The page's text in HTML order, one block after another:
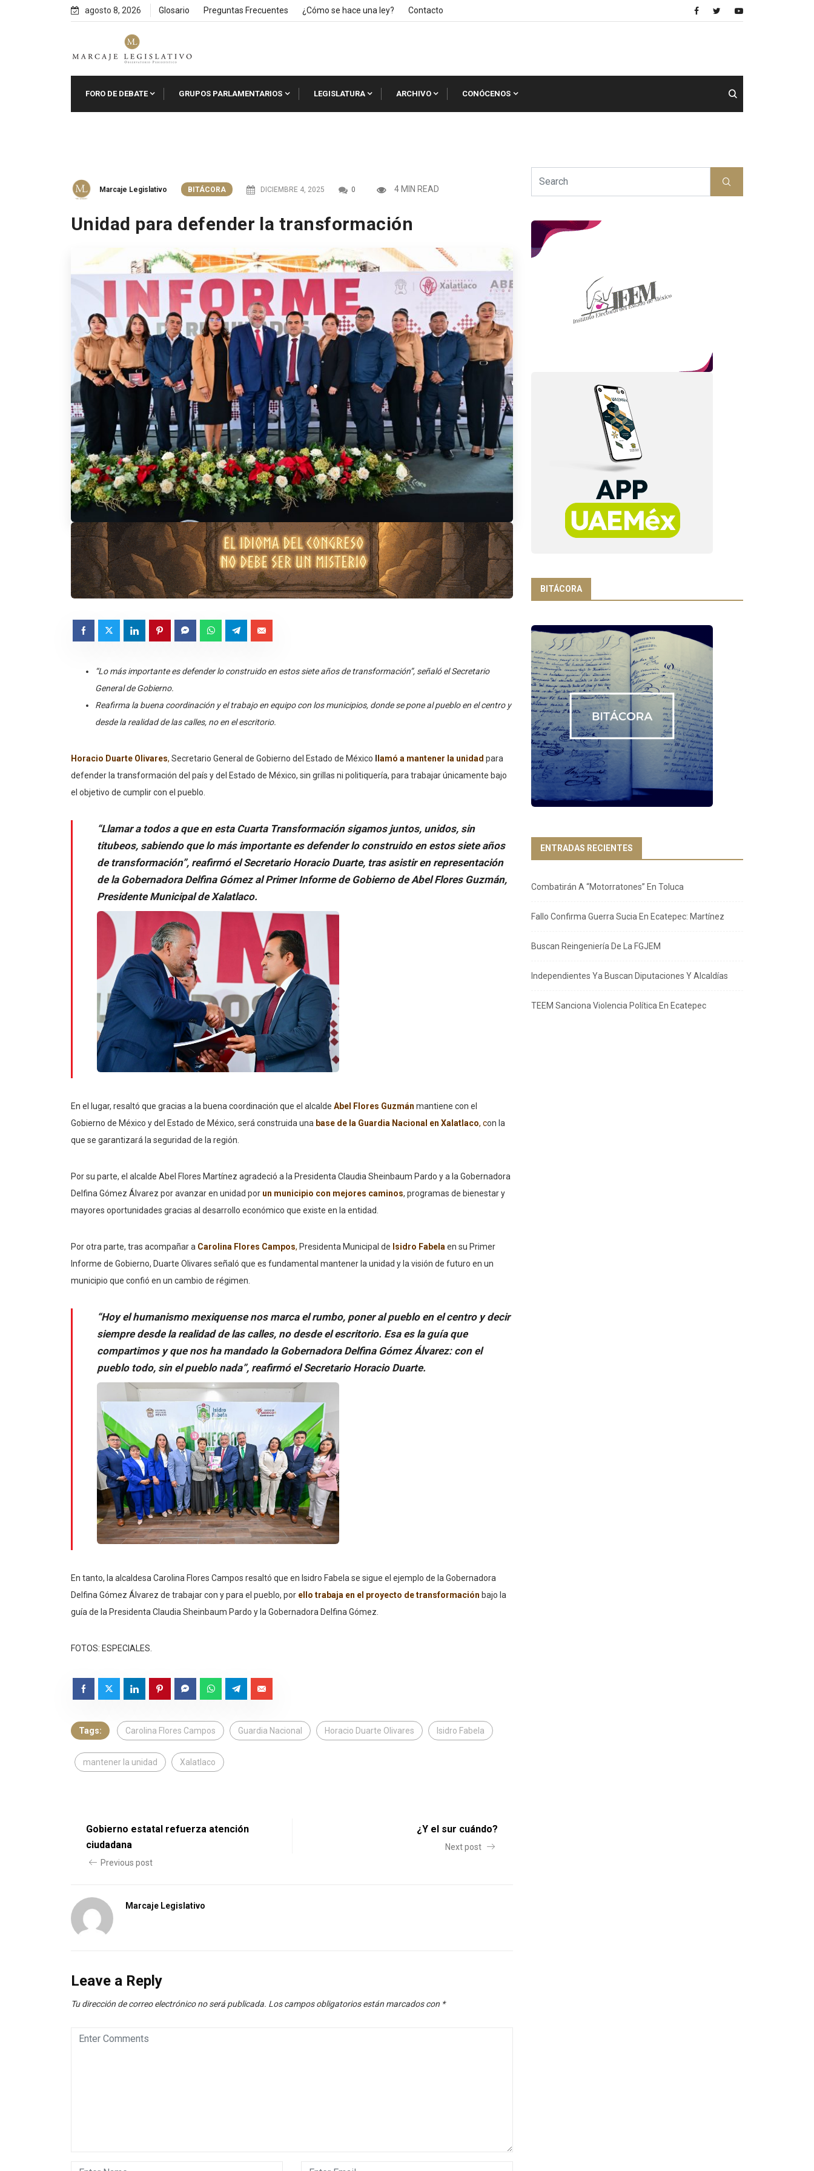
agosto 8, 2026 Glosario Preguntas Frecuentes ¿Cómo se hace una ley? Contacto
FORO DE DEBATE GRUPOS PARLAMENTARIOS LEGISLATURA ARCHIVO CONÓCENOS
Marcaje Legislativo BITÁCORA DICIEMBRE 4, 2025 0 4 MIN READ
Unidad para defender la transformación
“Lo más importante es defender lo construido en estos siete años de transformación”, señaló el Secretario
General de Gobierno.
Reafirma la buena coordinación y el trabajo en equipo con los municipios, donde se pone al pueblo en el centro y
desde la realidad de las calles, no en el escritorio.
Horacio Duarte Olivares, Secretario General de Gobierno del Estado de México lamó a mantener la unidad para
defender la transformación del país y del Estado de México, sin grillas ni politiquería, para trabajar únicamente bajo
el objetivo de cumplir con el pueblo.
“Llamar a todos a que en esta Cuarta Transformación sigamos juntos, unidos, sin
titubeos, sabiendo que lo más importante es defender lo construido en estos siete años
de transformación”, reafirmó el Secretario Horacio Duarte, tras asistir en representación
de la Gobernadora Delfina Gómez al Primer Informe de Gobierno de Abel Flores Guzmán,
Presidente Municipal de Xalatlaco.
En el lugar, resaltó que gracias a la buena coordinación que el alcalde Abel Flores Guzmán mantiene con el
Gobierno de México y del Estado de México, será construida una base de la Guardia Nacional en Xalatlaco, con la
que se garantizará la seguridad de la región.
Por su parte, el alcalde Abel Flores Martínez agradeció a la Presidenta Claudia Sheinbaum Pardo y a la Gobernadora
Delfina Gómez Álvarez por avanzar en unidad por un municipio con mejores caminos, programas de bienestar y
mayores oportunidades gracias al desarrollo económico que existe en la entidad.
Por otra parte, tras acompañar a Carolina Flores Campos, Presidenta Municipal de Isidro Fabelaen su Primer
Informe de Gobierno, Duarte Olivares señaló que es fundamental mantener la unidad y la visión de futuro en un
municipio que confió en un cambio de régimen.
“Hoy el humanismo mexiquense nos marca el rumbo, poner al pueblo en el centro y decir
siempre desde la realidad de las calles, no desde el escritorio. Esa es la guía que
compartimos y que nos ha mandado la Gobernadora Delfina Gómez Álvarez: con el
pueblo todo, sin el pueblo nada”, reafirmó el Secretario Horacio Duarte.
En tanto, la alcaldesa Carolina Flores Campos resaltó que en Isidro Fabela se sigue el ejemplo de la Gobernadora
Delfina Gómez Álvarez de trabajar con y para el pueblo, por ello trabaja en el proyecto de transformación bajo la
guía de la Presidenta Claudia Sheinbaum Pardo y la Gobernadora Delfina Gómez.
FOTOS: ESPECIALES.
Tags: Carolina Flores Campos Guardia Nacional Horacio Duarte Olivares Isidro Fabela
mantener la unidad Xalatlaco
Gobierno estatal refuerza atención
ciudadana
Previous post
¿Y el sur cuándo?
Next post
Marcaje Legislativo
Leave a Reply
Tu dirección de correo electrónico no será publicada. Los campos obligatorios están marcados con *
BITÁCORA
ENTRADAS RECIENTES
Combatirán A “Motorratones” En Toluca
Fallo Confirma Guerra Sucia En Ecatepec: Martínez
Buscan Reingeniería De La FGJEM
Independientes Ya Buscan Diputaciones Y Alcaldías
TEEM Sanciona Violencia Política En Ecatepec